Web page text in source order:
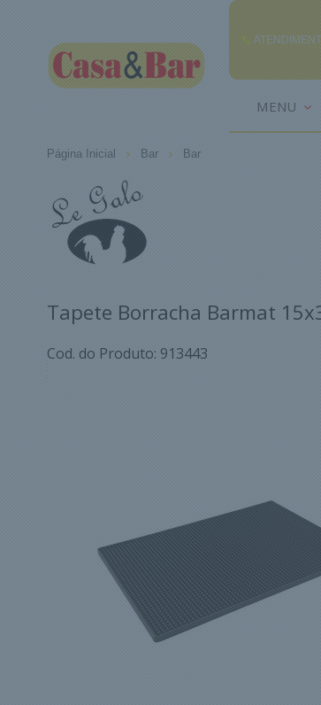
MENU
Página Inicial Bar Bar
Tapete Borracha Barmat
Cod. do Produto: 913443